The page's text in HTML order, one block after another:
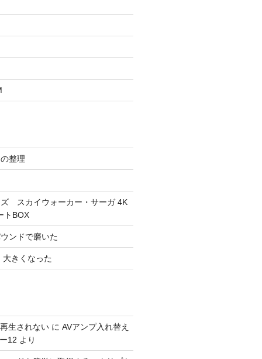
整理
ズ スカイウォーカー・サーガ 4K
トBOX
ンドで磨いた
大きくなった
生されないに AVアンプ入れ替え
12 より